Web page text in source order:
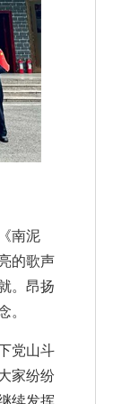
南泥
的歌声
。昂扬
。
党山斗
家纷纷
续发挥